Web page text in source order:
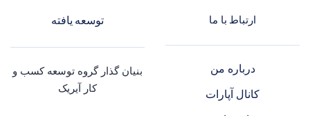
ارتباط با ما
درباره من
کانال آپارات
توسعه یافته
بنیان گذار گروه توسعه کسب و
کار آیریک